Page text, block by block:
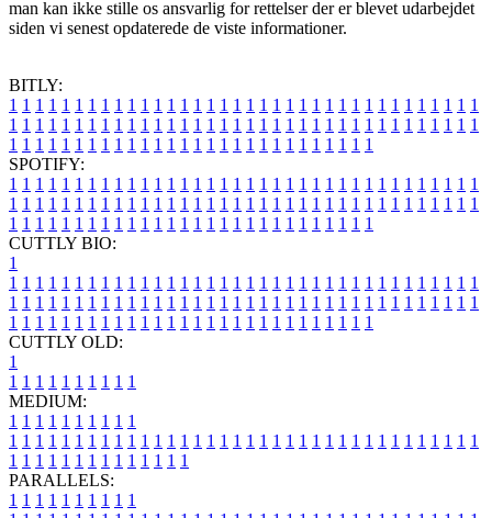
man kan ikke stille os ansvarlig for rettelser der er blevet udarbejdet
siden vi senest opdaterede de viste informationer.
BITLY:
1 1 1 1 1 1 1 1 1 1 1 1 1 1 1 1 1 1 1 1 1 1 1 1 1 1 1 1 1 1 1 1 1 1 1 1
1 1 1 1 1 1 1 1 1 1 1 1 1 1 1 1 1 1 1 1 1 1 1 1 1 1 1 1 1 1 1 1 1 1 1 1
1 1 1 1 1 1 1 1 1 1 1 1 1 1 1 1 1 1 1 1 1 1 1 1 1 1 1 1
SPOTIFY:
1 1 1 1 1 1 1 1 1 1 1 1 1 1 1 1 1 1 1 1 1 1 1 1 1 1 1 1 1 1 1 1 1 1 1 1
1 1 1 1 1 1 1 1 1 1 1 1 1 1 1 1 1 1 1 1 1 1 1 1 1 1 1 1 1 1 1 1 1 1 1 1
1 1 1 1 1 1 1 1 1 1 1 1 1 1 1 1 1 1 1 1 1 1 1 1 1 1 1 1
CUTTLY BIO:
1
1 1 1 1 1 1 1 1 1 1 1 1 1 1 1 1 1 1 1 1 1 1 1 1 1 1 1 1 1 1 1 1 1 1 1 1
1 1 1 1 1 1 1 1 1 1 1 1 1 1 1 1 1 1 1 1 1 1 1 1 1 1 1 1 1 1 1 1 1 1 1 1
1 1 1 1 1 1 1 1 1 1 1 1 1 1 1 1 1 1 1 1 1 1 1 1 1 1 1 1
CUTTLY OLD:
1
1 1 1 1 1 1 1 1 1 1
MEDIUM:
1 1 1 1 1 1 1 1 1 1
1 1 1 1 1 1 1 1 1 1 1 1 1 1 1 1 1 1 1 1 1 1 1 1 1 1 1 1 1 1 1 1 1 1 1 1
1 1 1 1 1 1 1 1 1 1 1 1 1 1
PARALLELS:
1 1 1 1 1 1 1 1 1 1